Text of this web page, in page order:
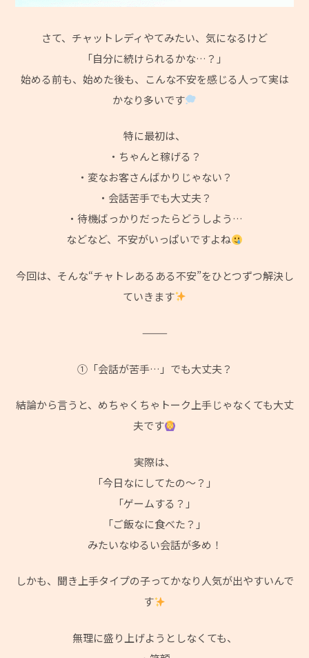
さて、チャットレディやてみたい、気になるけど
「自分に続けられるかな…？」
始める前も、始めた後も、こんな不安を感じる人って実は
かなり多いです
特に最初は、
・ちゃんと稼げる？
・変なお客さんばかりじゃない？
・会話苦手でも大丈夫？
・待機ばっかりだったらどうしよう…
などなど、不安がいっぱいですよね
今回は、そんな“チャトレあるある不安”をひとつずつ解決し
ていきます
⸻
①「会話が苦手…」でも大丈夫？
結論から言うと、めちゃくちゃトーク上手じゃなくても大丈
夫です
実際は、
「今日なにしてたの〜？」
「ゲームする？」
「ご飯なに食べた？」
みたいなゆるい会話が多め！
しかも、聞き上手タイプの子ってかなり人気が出やすいんで
す
無理に盛り上げようとしなくても、